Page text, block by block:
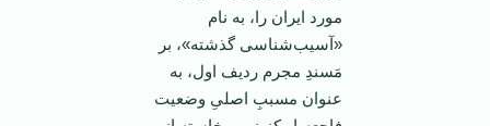
مورد ایران را، به نام
«آسیب‌شناسی گذشته»، بر
مَسندِ مجرم ردیف اول، به
عنوان مسببِ اصلیِ وضعیت